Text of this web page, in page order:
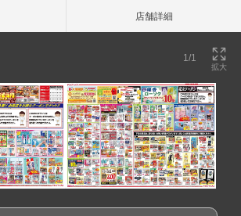
店舗詳細
1/1
拡大